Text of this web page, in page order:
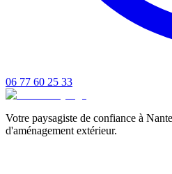
06 77 60 25 33
Votre paysagiste de confiance à
d'aménagement extérieur.